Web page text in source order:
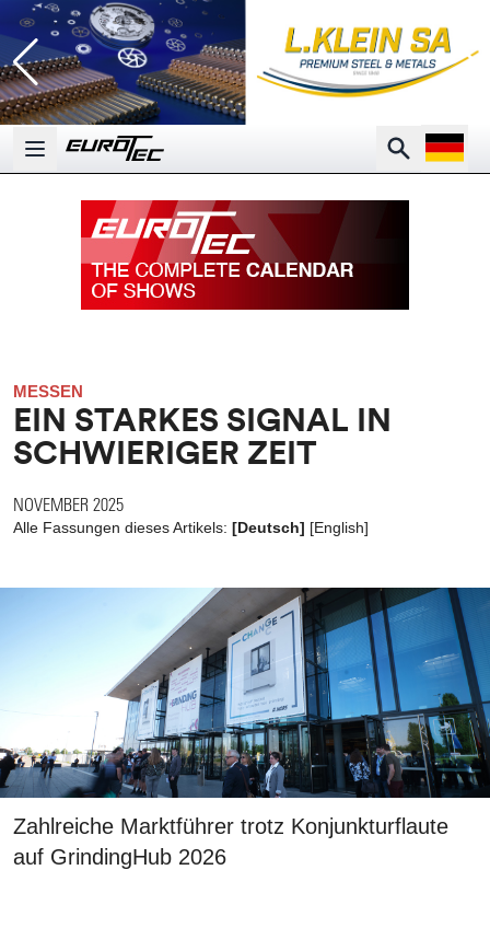
Open main menu
Search
Open
MESSEN
EIN STARKES SIGNAL IN
SCHWIERIGER ZEIT
NOVEMBER 2025
Alle Fassungen dieses Artikels: [Deutsch] [English]
Zahlreiche Marktführer trotz Konjunkturflaute
auf GrindingHub 2026